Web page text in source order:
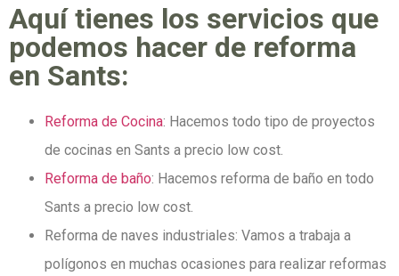
Aquí tienes los servicios que
podemos hacer de reforma
en Sants:
Reforma de Cocina: Hacemos todo tipo de proyectos
de cocinas en Sants a precio low cost.
Reforma de baño: Hacemos reforma de baño en todo
Sants a precio low cost.
Reforma de naves industriales: Vamos a trabaja a
polígonos en muchas ocasiones para realizar reformas